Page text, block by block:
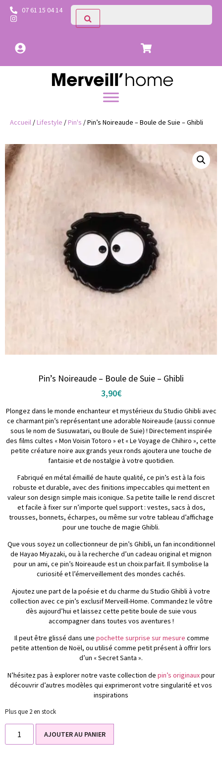
07 61 15 04 14
Accueil /Lifestyle /Pin's / Pin’s Noireaude – Boule de Suie – Ghibli
Pin’s Noireaude – Boule de Suie – Ghibli
3,90€
Plongez dans le monde enchanteur et mystérieux du Studio Ghibli avec
ce charmant pin’s représentant une adorable Noireaude (aussi connue
sous le nom de Susuwatari, ou Boule de Suie) ! Directement inspirée
des films cultes « Mon Voisin Totoro » et « Le Voyage de Chihiro », cette
petite créature noire aux grands yeux ronds ajoutera une touche de
fantaisie et de nostalgie à votre quotidien.
Fabriqué en métal émaillé de haute qualité, ce pin’s est à la fois
robuste et durable, avec des finitions impeccables qui mettent en
valeur son design simple mais iconique. Sa petite taille le rend discret
et facile à fixer sur n’importe quel support : vestes, sacs à dos,
trousses, bonnets, écharpes, ou même sur votre tableau d’affichage
pour une touche de magie Ghibli.
Que vous soyez un collectionneur de pin’s Ghibli, un fan inconditionnel
de Hayao Miyazaki, ou à la recherche d’un cadeau original et mignon
pour un ami, ce pin’s Noireaude est un choix parfait. Il symbolise la
curiosité et l’émerveillement des mondes cachés.
Ajoutez une part de la poésie et du charme du Studio Ghibli à votre
collection avec ce pin’s exclusif Merveill-Home. Commandez le vôtre
dès aujourd’hui et laissez cette petite boule de suie vous
accompagner dans toutes vos aventures !
Il peut être glissé dans une pochette surprise sur mesure comme
petite attention de Noël, ou utilisé comme petit présent à offrir lors
d’un « Secret Santa ».
N’hésitez pas à explorer notre vaste collection de pin’s originauxpour
découvrir d’autres modèles qui exprimeront votre singularité et vos
inspirations
Plus que 2 en stock
AJOUTER AU PANIER